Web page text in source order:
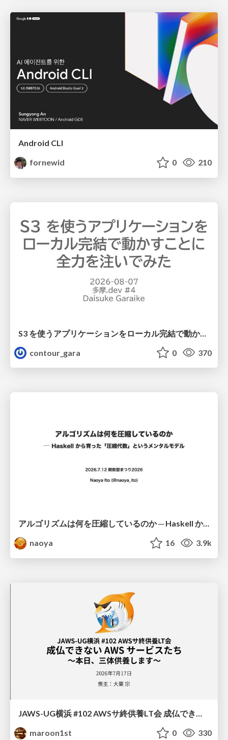
Android CLI
fornewid
0 210
S3 を使うアプリケーションをローカル完結で動かすことに全力を注いでみた / Running S3 Apps Offline
contour_gara
0 370
アルゴリズムは何を圧縮しているのか ─ Haskell から育った「圧縮代数」というメンタルモデル
naoya
16 3.9k
JAWS-UG横浜 #102 AWSサ終供養LT会 成仏できない AWS サービスたち 〜本日、三体供養します〜
maroon1st
0 330